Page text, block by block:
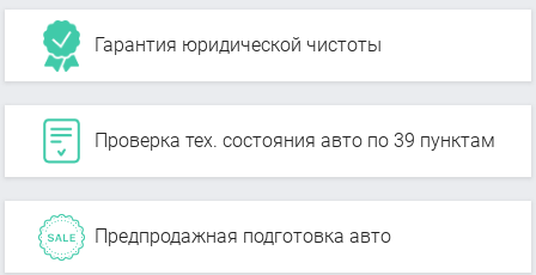
Гарантия юридической чистоты
Проверка тех. состояния авто по 39 пунктам
Предпродажная подготовка авто